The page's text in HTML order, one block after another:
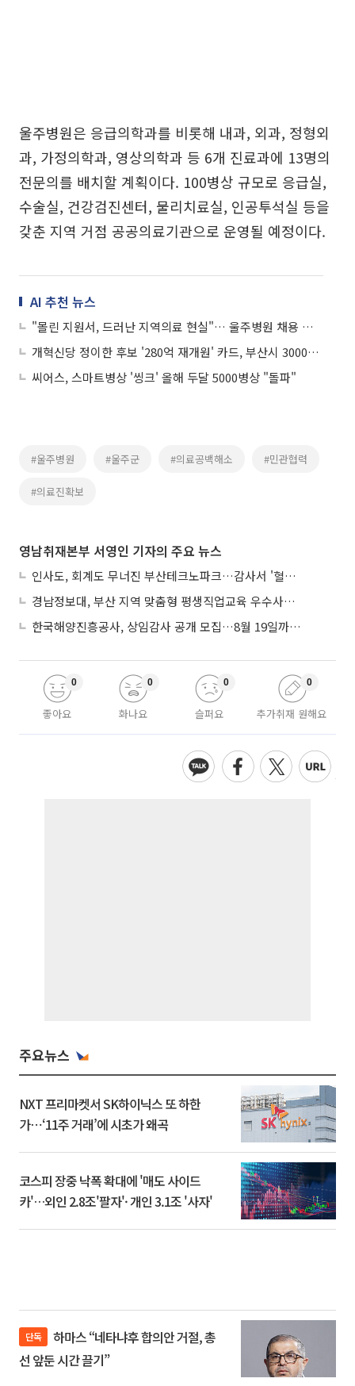
울주병원은 응급의학과를 비롯해 내과, 외과, 정형외
과, 가정의학과, 영상의학과 등 6개 진료과에 13명의
전문의를 배치할 계획이다. 100병상 규모로 응급실,
수술실, 건강검진센터, 물리치료실, 인공투석실 등을
갖춘 지역 거점 공공의료기관으로 운영될 예정이다.
AI 추천 뉴스
"몰린 지원서, 드러난 지역의료 현실"… 울주병원 채용 열기, 공공의료 '공백의 역설'
개혁신당 정이한 후보 '280억 재개원' 카드, 부산시 3000억 신축안과 정면 충돌
씨어스, 스마트병상 '씽크' 올해 두달 5000병상 "돌파"
#울주병원 #울주군 #의료공백해소 #민관협력
#의료진확보
영남취재본부 서영인 기자의 주요 뉴스
인사도, 회계도 무너진 부산테크노파크…감사서 '혈세 유용·인사 뒤집기' 적발
경남정보대, 부산 지역 맞춤형 평생직업교육 우수사례로 혁신 주도
한국해양진흥공사, 상임감사 공개 모집…8월 19일까지 접수
좋아요
0
화나요
0
슬퍼요
0
추가취재 원해요
0
주요뉴스
NXT 프리마켓서 SK하이닉스 또 하한
가⋯‘11주 거래’에 시초가 왜곡
코스피 장중 낙폭 확대에 '매도 사이드
카'…외인 2.8조'팔자'· 개인 3.1조 '사자'
단독
선 앞둔 시간 끌기”